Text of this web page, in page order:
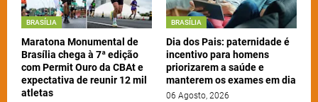
BRASÍLIA
Maratona Monumental de
Brasília chega à 7ª edição
com Permit Ouro da CBAt e
expectativa de reunir 12 mil
atletas
BRASÍLIA
Dia dos Pais: paternidade é
incentivo para homens
priorizarem a saúde e
manterem os exames em dia
06 Agosto, 2026